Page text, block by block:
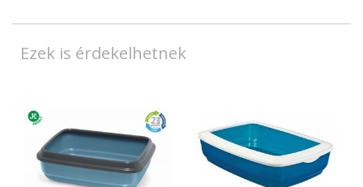
Ezek is érdekelhetnek